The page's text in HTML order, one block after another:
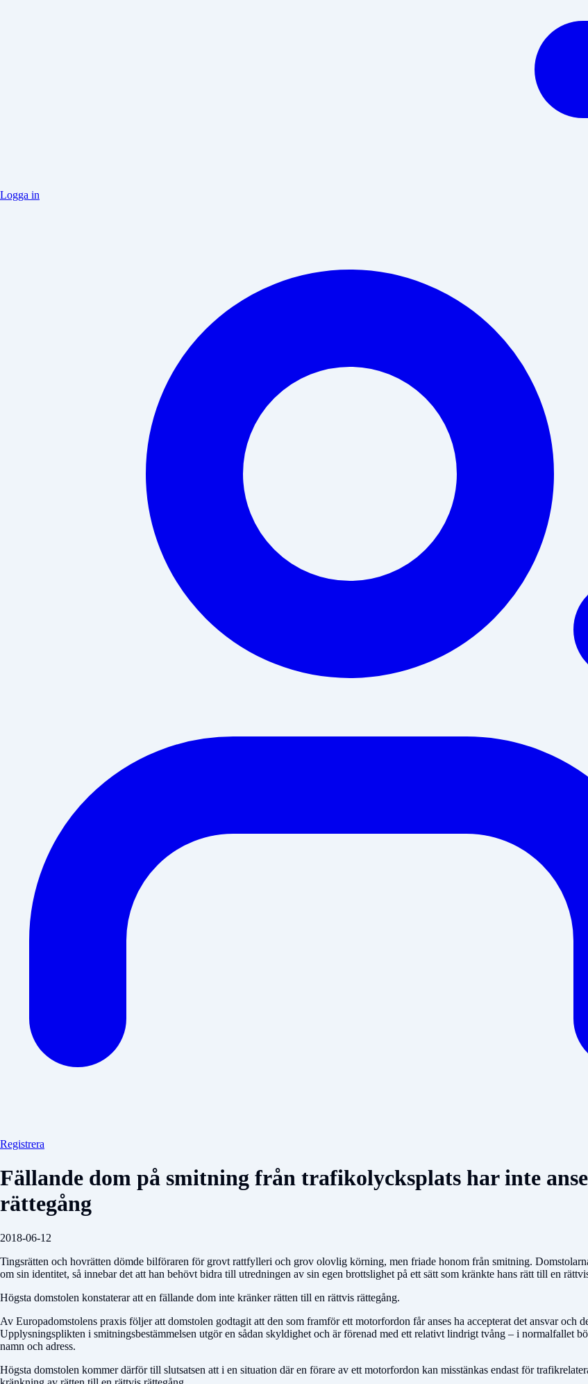
Logga in
Registrera
Fällande dom på smitning från trafikolycksplats har inte
rättegång
2018-06-12
Tingsrätten och hovrätten dömde bilföraren för grovt rattfylleri och grov olovlig körning, men friade honom från smitning.
om sin identitet, så innebar det att han behövt bidra till utredningen av sin egen brottslighet på ett sätt som kränkte hans rätt till en
Högsta domstolen konstaterar att en fällande dom inte kränker rätten till en rättvis rättegång.
Av Europadomstolens praxis följer att domstolen godtagit att den som framför ett motorfordon får anses ha accepterat det ansvar och
Upplysningsplikten i smitningsbestämmelsen utgör en sådan skyldighet och är förenad med ett relativt lindrigt tvång – i normalfallet
namn och adress.
Högsta domstolen kommer därför till slutsatsen att i en situation där en förare av ett motorfordon kan misstänkas endast för